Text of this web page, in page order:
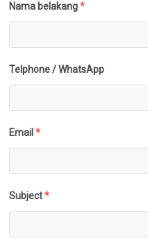
Nama belakang *
Telphone / WhatsApp
Email *
Subject *